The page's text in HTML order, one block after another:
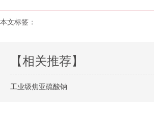
本文标签：
【相关推荐】
工业级焦亚硫酸钠